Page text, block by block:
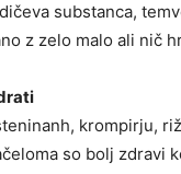
substanca,
z zelo malo ali nič
krompirju,
so bolj zdravi